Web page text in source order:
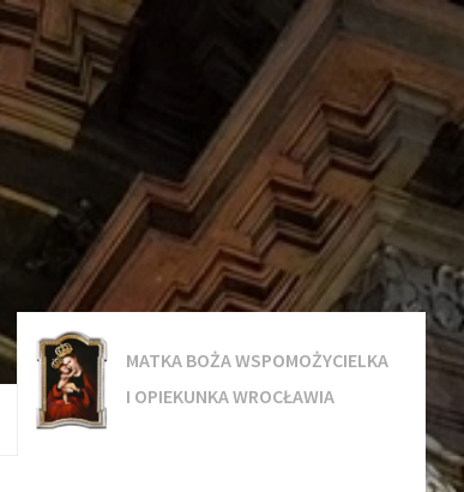
MATKA BOŻA WSPOMOŻYCIELKA
I OPIEKUNKA WROCŁAWIA